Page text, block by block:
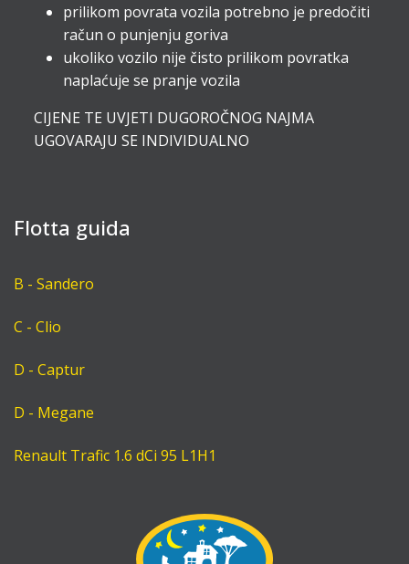
prilikom povrata vozila potrebno je predočiti
račun o punjenju goriva
ukoliko vozilo nije čisto prilikom povratka
naplaćuje se pranje vozila
CIJENE TE UVJETI DUGOROČNOG NAJMA
UGOVARAJU SE INDIVIDUALNO
Flotta guida
B - Sandero
C - Clio
D - Captur
D - Megane
Renault Trafic 1.6 dCi 95 L1H1